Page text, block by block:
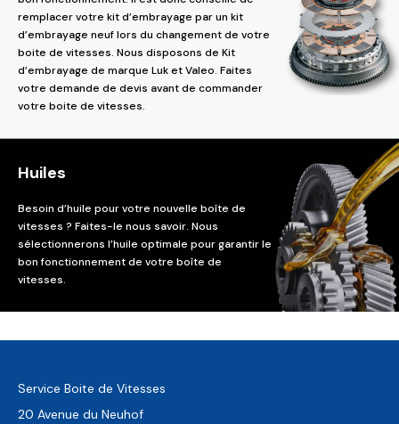
remplacer votre kit d’embrayage par un kit
d’embrayage neuf lors du changement de votre
boite de vitesses. Nous disposons de Kit
d’embrayage de marque Luk et Valeo. Faites
votre demande de devis avant de commander
votre boite de vitesses.
Huiles
Besoin d’huile pour votre nouvelle boîte de
vitesses ? Faites-le nous savoir. Nous
sélectionnerons l’huile optimale pour garantir le
bon fonctionnement de votre boîte de
vitesses.
Service Boite de Vitesses
20 Avenue du Neuhof